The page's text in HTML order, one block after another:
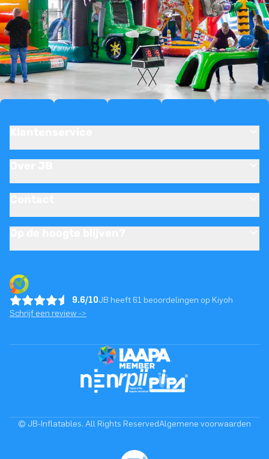
9.6/10JB heeft 61 beoordelingen op Kiyoh
Schrijf een review ->
© JB-Inflatables. All Rights ReservedAlgemene voorwaarden